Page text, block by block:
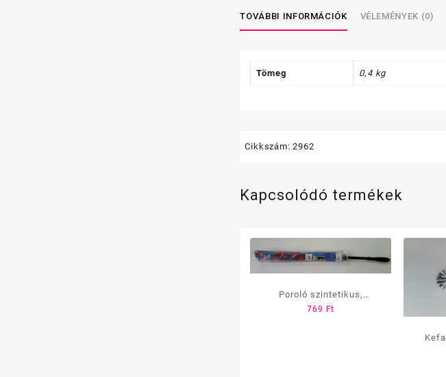
TOVÁBBI INFORMÁCIÓK VÉLEMÉNYEK (0)
Tömeg 0,4 kg
Cikkszám:2962
Kapcsolódó termékek
Poroló szintetikus,
menetes nyélhez /Kefa/
769 Ft